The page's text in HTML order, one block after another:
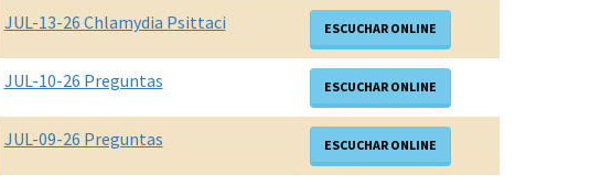
JUL-13-26 Chlamydia Psittaci ESCUCHAR ONLINE
JUL-10-26 Preguntas ESCUCHAR ONLINE
JUL-09-26 Preguntas ESCUCHAR ONLINE